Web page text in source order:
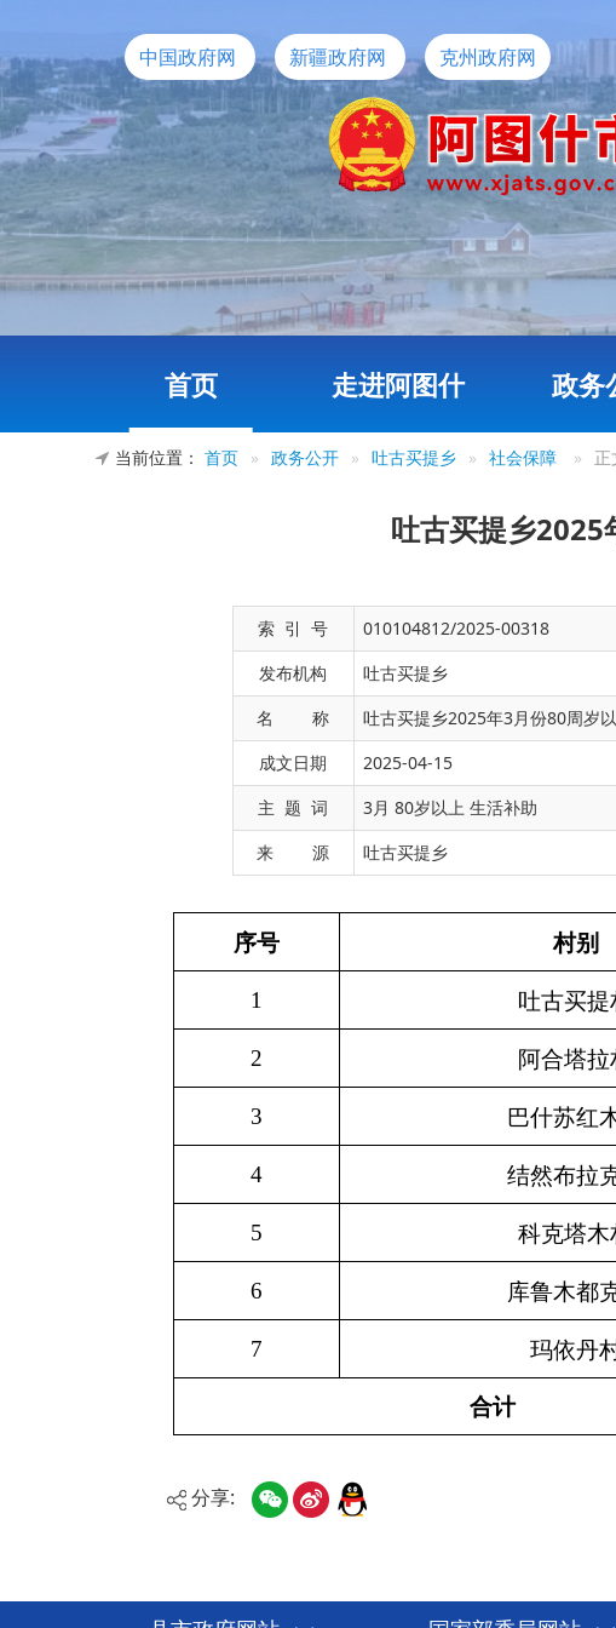
中国政府网 新疆政府网 克州政府网
首页 走进阿图什 政务
当前位置： 首页 » 政务公开 » 吐古买提乡 » 社会保障 » 正
吐古买提乡2025
索 引 号
010104812/2025-00318
发布机构
吐古买提乡
名 称
吐古买提乡2025年3月份80周岁
成文日期
2025-04-15
主 题 词
3月 80岁以上 生活补助
来 源
吐古买提乡
村别
吐古买提村
阿合塔拉村
4
5 科克塔木村
库鲁木都克村
玛依丹村
分享: